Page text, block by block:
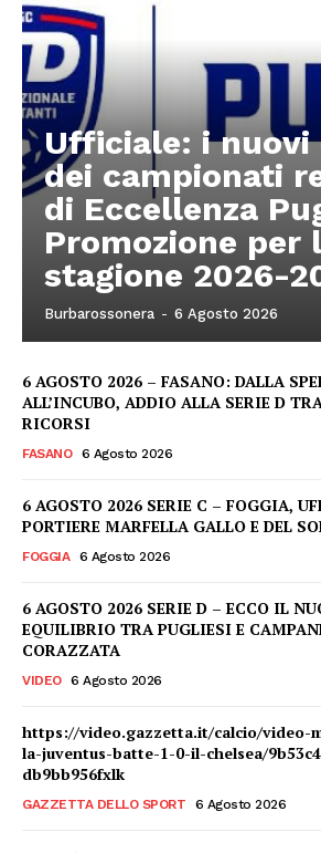
Ufficiale: i nuovi
dei campionati
di Eccellenza
Promozione per
stagione 2026-
Burbarossonera - 6 Agosto 2026
6 AGOSTO 2026 – FASANO: DALLA
ALL’INCUBO, ADDIO ALLA SERIE D
RICORSI
FASANO 6 Agosto 2026
6 AGOSTO 2026 SERIE C – FOGGIA,
PORTIERE MARFELLA GALLO E DEL
FOGGIA 6 Agosto 2026
6 AGOSTO 2026 SERIE D – ECCO IL
EQUILIBRIO TRA PUGLIESI E
CORAZZATA
VIDEO 6 Agosto 2026
https://video.gazzetta.it/calcio/video-
la-juventus-batte-1-0-il-chelsea/
db9bb956fxlk
GAZZETTA DELLO SPORT 6 Agosto 2026